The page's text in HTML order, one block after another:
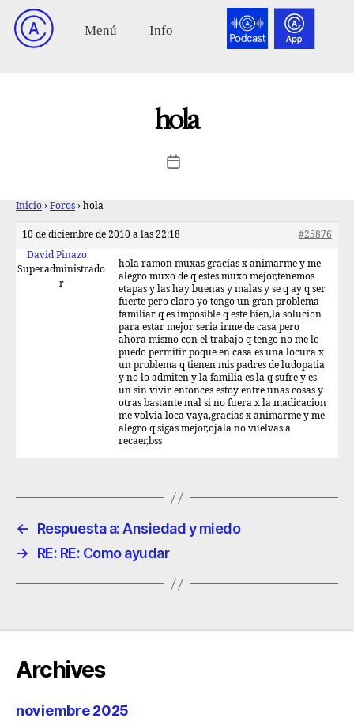
hola
Inicio › Foros › hola
10 de diciembre de 2010 a las 22:18
#25876
David Pinazo
Superadministrado
r
hola ramon muxas gracias x animarme y me
alegro muxo de q estes muxo mejor,tenemos
etapas y las hay buenas y malas y se q ay q ser
fuerte pero claro yo tengo un gran problema
familiar q es imposible q este bien,la solucion
para estar mejor seria irme de casa pero
ahora mismo con el trabajo q tengo no me lo
puedo permitir poque en casa es una locura x
un problema q tienen mis padres de ludopatia
y no lo admiten y la familia es la q sufre y es
un sin vivir entonces estoy entre unas cosas y
otras bastante mal si no fuera x la madicacion
me volvia loca vaya,gracias x animarme y me
alegro q sigas mejor,ojala no vuelvas a
recaer,bss
←
Respuesta a: Ansiedad y miedo
→
RE: RE: Como ayudar
Archives
noviembre 2025